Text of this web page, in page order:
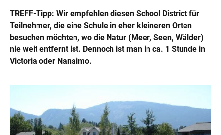
TREFF-Tipp: Wir empfehlen diesen School District für
Teilnehmer, die eine Schule in eher kleineren Orten
besuchen möchten, wo die Natur (Meer, Seen, Wälder)
nie weit entfernt ist. Dennoch ist man in ca. 1 Stunde in
Victoria oder Nanaimo.